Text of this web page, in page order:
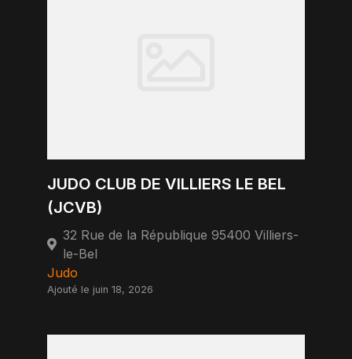
JUDO CLUB DE VILLIERS LE BEL
(JCVB)
32 Rue de la République 95400 Villiers-
le-Bel
Judo
Ajouté le juin 18, 2026